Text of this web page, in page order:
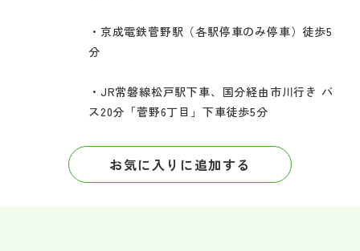
・京成電鉄菅野駅（各駅停車のみ停車）徒歩5
分
・JR常磐線松戸駅下車、国分経由市川行き バ
ス20分「菅野6丁目」下車徒歩5分
お気に入りに追加する